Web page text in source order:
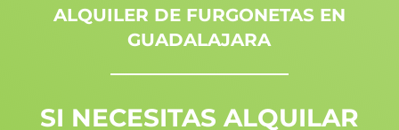
ALQUILER DE FURGONETAS EN
GUADALAJARA
SI NECESITAS ALQUILAR